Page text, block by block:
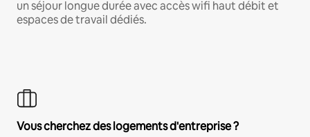
un séjour longue durée avec accès wifi haut débit et
espaces de travail dédiés.
Vous cherchez des logements d'entreprise ?